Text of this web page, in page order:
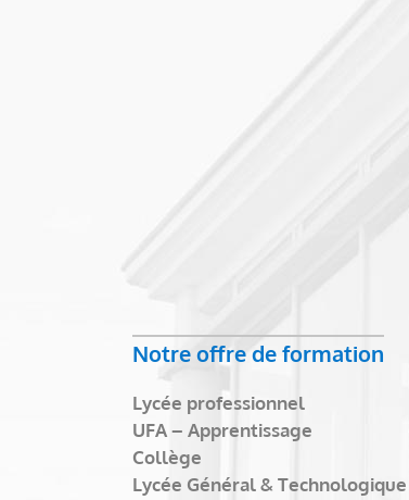
Notre offre de formation
Lycée professionnel
UFA – Apprentissage
Collège
Lycée Général & Technologique